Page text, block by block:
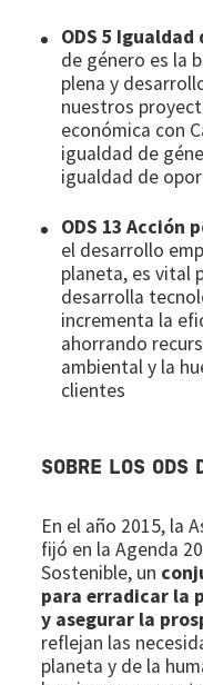
ODS 5 Igualdad
de género es la
plena y
nuestros
económica con
igualdad de
igualdad de
ODS 13 Acción
el desarrollo
planeta, es vital
desarrolla
incrementa la
ahorrando
ambiental y la
clientes
SOBRE LOS ODS
En el año 2015, la
fijó en la Agenda
Sostenible, un
para erradicar la
y asegurar la
reflejan las
planeta y de la